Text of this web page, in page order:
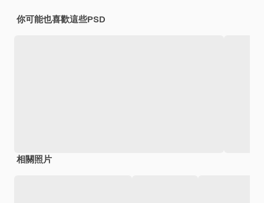
你可能也喜歡這些PSD
相關照片